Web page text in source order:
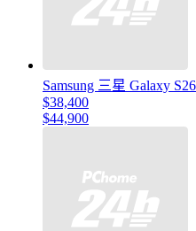
Samsung 三星 Galaxy
$38,400
$44,900